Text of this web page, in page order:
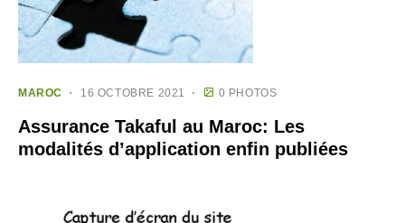
MAROC 16 OCTOBRE 2021 0 PHOTOS
Assurance Takaful au Maroc: Les
modalités d’application enfin publiées